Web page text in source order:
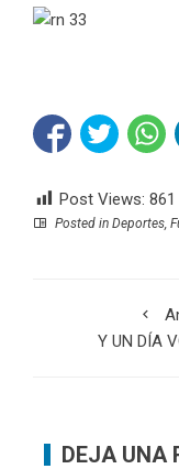
Post Views: 861
Posted in Deportes
Y UN DÍA
DEJA UNA